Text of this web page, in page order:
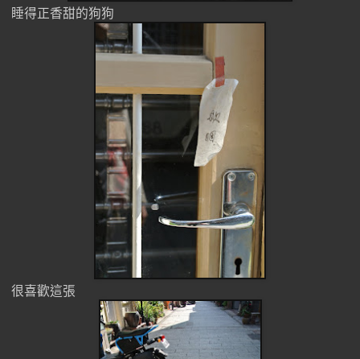
睡得正香甜的狗狗
很喜歡這張